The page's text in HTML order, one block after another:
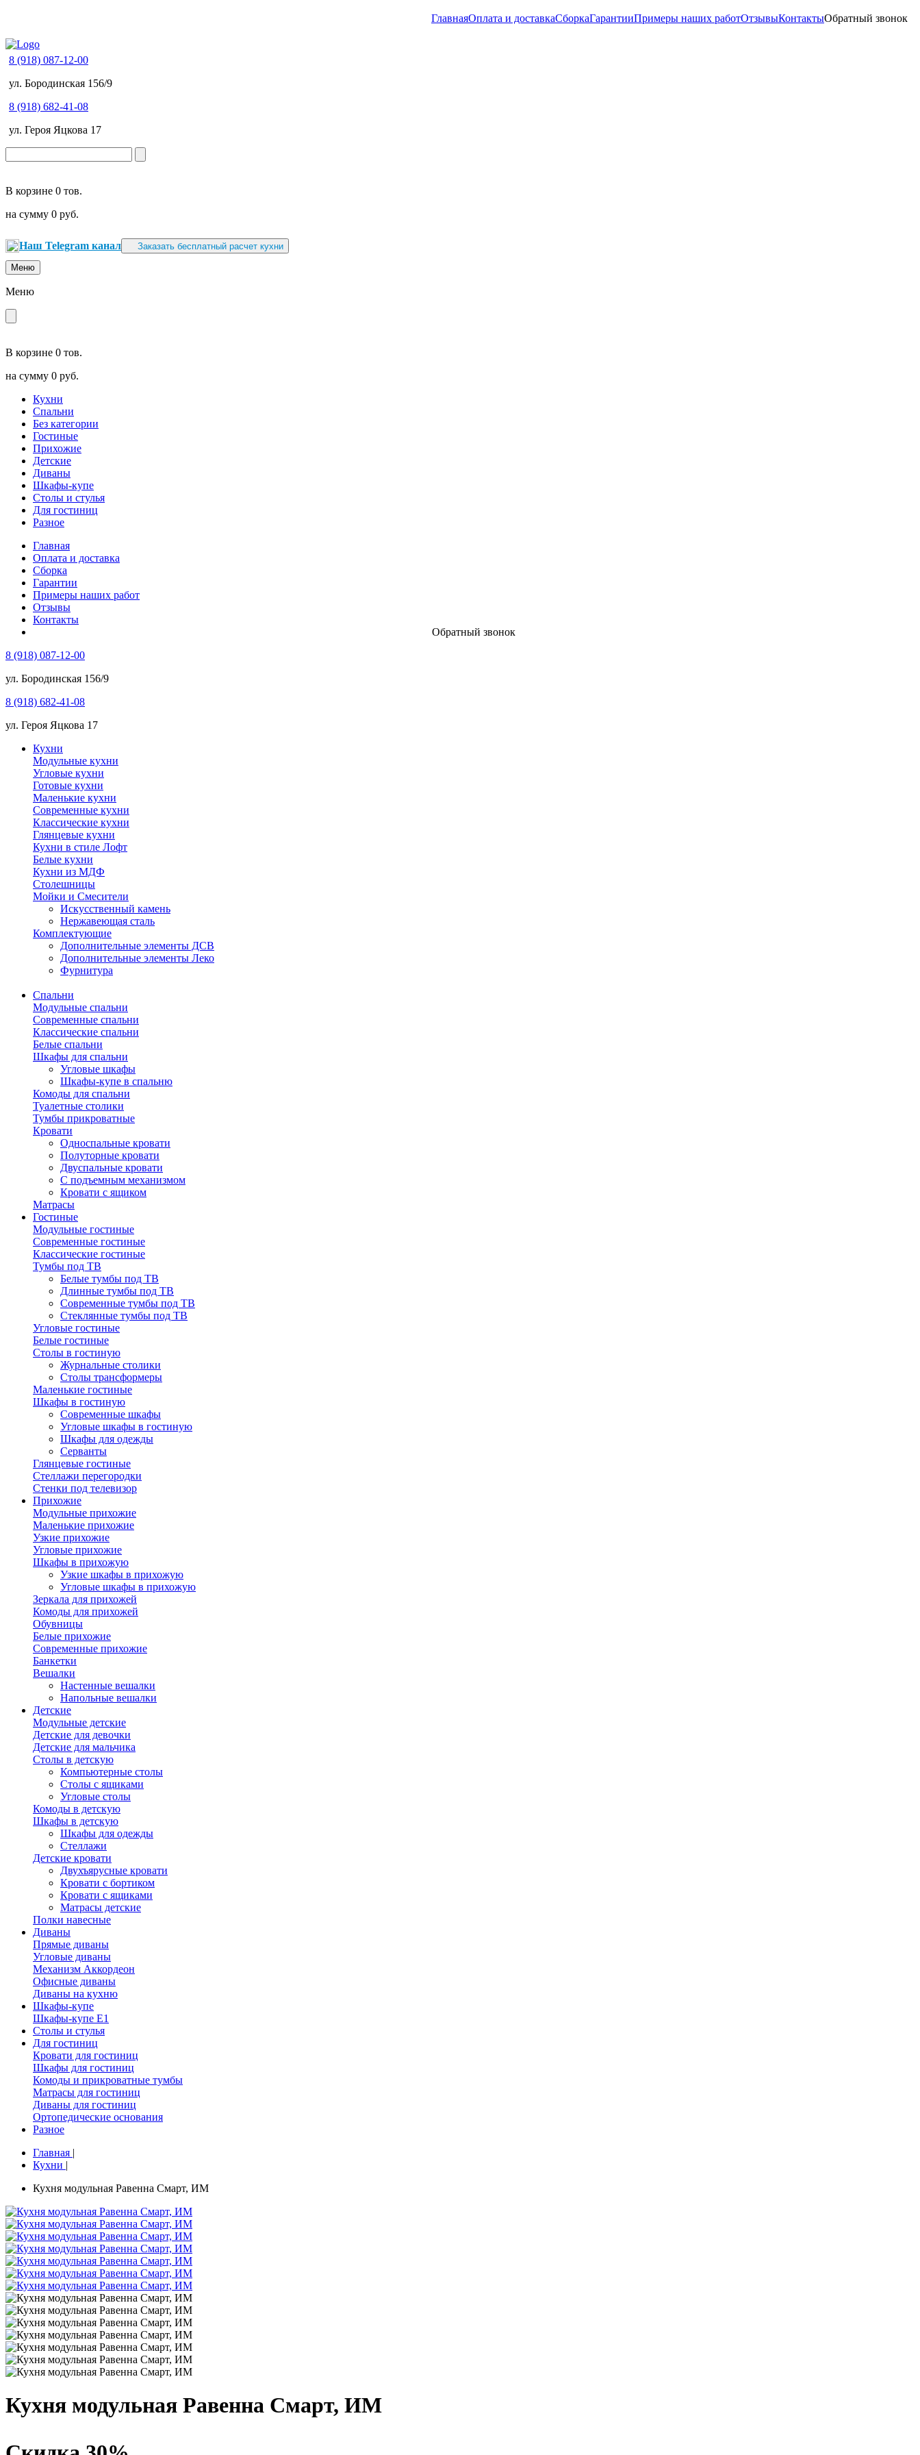
ГлавнаяОплата и доставкаСборкаГарантииПримеры наших работОтзывыКонтактыОбратный звонок
8 (918) 087-12-00
ул. Бородинская 156/9
8 (918) 682-41-08
ул. Героя Яцкова 17
В корзине 0 тов.
на сумму 0 руб.
Наш Telegram канал Заказать бесплатный расчет кухни
Меню
Меню
В корзине 0 тов.
на сумму 0 руб.
Кухни
Спальни
Без категории
Гостиные
Прихожие
Детские
Диваны
Шкафы-купе
Столы и стулья
Для гостиниц
Разное
Главная
Оплата и доставка
Сборка
Гарантии
Примеры наших работ
Отзывы
Контакты
Обратный звонок
8 (918) 087-12-00
ул. Бородинская 156/9
8 (918) 682-41-08
ул. Героя Яцкова 17
Кухни
Модульные кухни
Угловые кухни
Готовые кухни
Маленькие кухни
Современные кухни
Классические кухни
Глянцевые кухни
Кухни в стиле Лофт
Белые кухни
Кухни из МДФ
Столешницы
Мойки и Смесители
Искусственный камень
Нержавеющая сталь
Комплектующие
Дополнительные элементы ДСВ
Дополнительные элементы Леко
Фурнитура
Спальни
Модульные спальни
Современные спальни
Классические спальни
Белые спальни
Шкафы для спальни
Угловые шкафы
Шкафы-купе в спальню
Комоды для спальни
Туалетные столики
Тумбы прикроватные
Кровати
Односпальные кровати
Полуторные кровати
Двуспальные кровати
С подъемным механизмом
Кровати с ящиком
Матрасы
Гостиные
Модульные гостиные
Современные гостиные
Классические гостиные
Тумбы под ТВ
Белые тумбы под ТВ
Длинные тумбы под ТВ
Современные тумбы под ТВ
Стеклянные тумбы под ТВ
Угловые гостиные
Белые гостиные
Столы в гостиную
Журнальные столики
Столы трансформеры
Маленькие гостиные
Шкафы в гостиную
Современные шкафы
Угловые шкафы в гостиную
Шкафы для одежды
Серванты
Глянцевые гостиные
Стеллажи перегородки
Стенки под телевизор
Прихожие
Модульные прихожие
Маленькие прихожие
Узкие прихожие
Угловые прихожие
Шкафы в прихожую
Узкие шкафы в прихожую
Угловые шкафы в прихожую
Зеркала для прихожей
Комоды для прихожей
Обувницы
Белые прихожие
Современные прихожие
Банкетки
Вешалки
Настенные вешалки
Напольные вешалки
Детские
Модульные детские
Детские для девочки
Детские для мальчика
Столы в детскую
Компьютерные столы
Столы с ящиками
Угловые столы
Комоды в детскую
Шкафы в детскую
Шкафы для одежды
Стеллажи
Детские кровати
Двухъярусные кровати
Кровати с бортиком
Кровати с ящиками
Матрасы детские
Полки навесные
Диваны
Прямые диваны
Угловые диваны
Механизм Аккордеон
Офисные диваны
Диваны на кухню
Шкафы-купе
Шкафы-купе Е1
Столы и стулья
Для гостиниц
Кровати для гостиниц
Шкафы для гостиниц
Комоды и прикроватные тумбы
Матрасы для гостиниц
Диваны для гостиниц
Ортопедические основания
Разное
Главная |
Кухни |
Кухня модульная Равенна Смарт, ИМ
Кухня модульная Равенна Смарт, ИМ